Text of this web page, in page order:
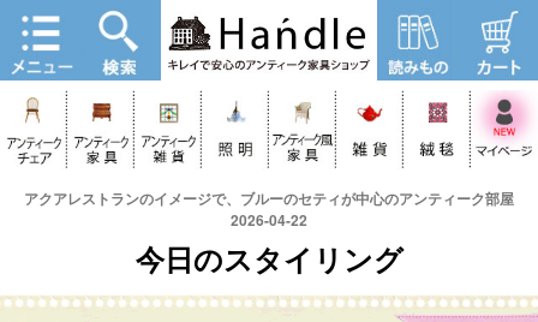
アクアレストランのイメージで、ブルーのセティが中心のアンティーク部屋
2026-04-22
今日のスタイリング